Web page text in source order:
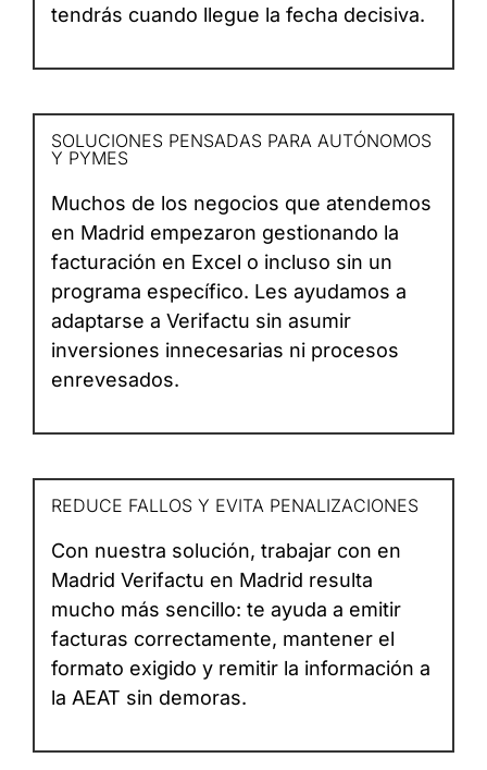
tendrás cuando llegue la fecha decisiva.
SOLUCIONES PENSADAS PARA AUTÓNOMOS
Y PYMES
Muchos de los negocios que atendemos
en Madrid empezaron gestionando la
facturación en Excel o incluso sin un
programa específico. Les ayudamos a
adaptarse a Verifactu sin asumir
inversiones innecesarias ni procesos
enrevesados.
REDUCE FALLOS Y EVITA PENALIZACIONES
Con nuestra solución, trabajar con en
Madrid Verifactu en Madrid resulta
mucho más sencillo: te ayuda a emitir
facturas correctamente, mantener el
formato exigido y remitir la información a
la AEAT sin demoras.